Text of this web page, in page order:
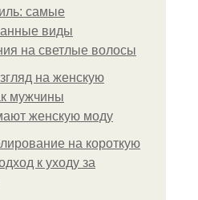
самые
виды
на светлые волосы
на женскую
мужчины
женскую моду
на короткую
к уходу за